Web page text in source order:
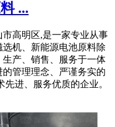
...
高明区,是一家专业从事
机、新能源电池原料除
产、销售、服务于一体
管理理念、严谨务实的
进、服务优质的企业。